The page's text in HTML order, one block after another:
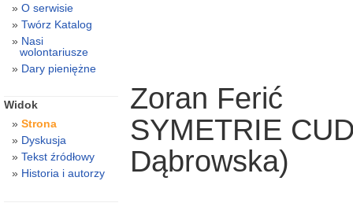
Zoran Ferić
SYMETRIE
Dąbrowska)
O serwisie
Twórz Katalog
Nasi
wolontariusze
Dary pieniężne
Widok
Strona
Dyskusja
Tekst źródłowy
Historia i autorzy